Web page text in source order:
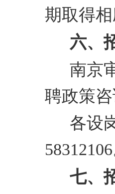
期取得
六、
南京
聘政策
各设
七、